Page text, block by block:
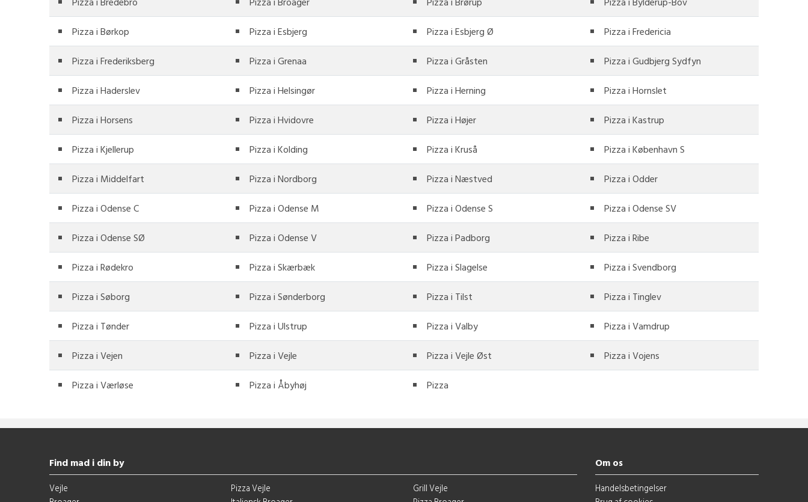
Pizza i Børkop Pizza i Esbjerg Pizza i Esbjerg Ø Pizza i Fredericia
Pizza i Frederiksberg Pizza i Grenaa Pizza i Gråsten Pizza i Gudbjerg Sydfyn
Pizza i Haderslev Pizza i Helsingør Pizza i Herning Pizza i Hornslet
Pizza i Horsens Pizza i Hvidovre Pizza i Højer Pizza i Kastrup
Pizza i Kjellerup Pizza i Kolding Pizza i Kruså Pizza i København S
Pizza i Middelfart Pizza i Nordborg Pizza i Næstved Pizza i Odder
Pizza i Odense C Pizza i Odense M Pizza i Odense S Pizza i Odense SV
Pizza i Odense SØ Pizza i Odense V Pizza i Padborg Pizza i Ribe
Pizza i Rødekro Pizza i Skærbæk Pizza i Slagelse Pizza i Svendborg
Pizza i Søborg Pizza i Sønderborg Pizza i Tilst Pizza i Tinglev
Pizza i Tønder Pizza i Ulstrup Pizza i Valby Pizza i Vamdrup
Pizza i Vejen Pizza i Vejle Pizza i Vejle Øst Pizza i Vojens
Pizza i Værløse Pizza i Åbyhøj Pizza
Find mad i din by
Vejle
Pizza Vejle
Grill Vejle
Om os
Handelsbetingelser